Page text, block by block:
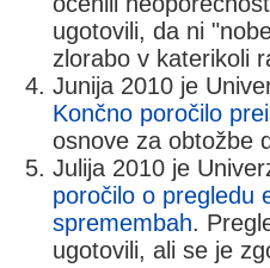
ugotovili, da ni
zlorabo v katerikoli
Junija 2010 je
Končno poročilo
osnove za obtožbe
Julija 2010 je
poročilo o pregledu
spremembah.
ugotovili, ali se je